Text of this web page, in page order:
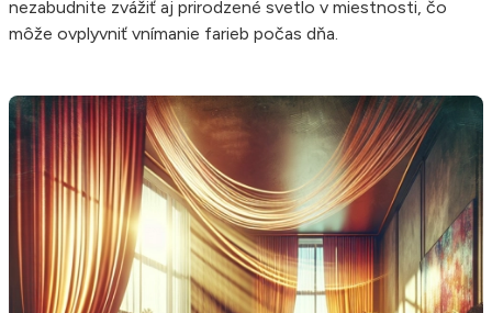
nezabudnite zvážiť aj prirodzené svetlo v miestnosti, čo
môže ovplyvniť vnímanie farieb počas dňa.